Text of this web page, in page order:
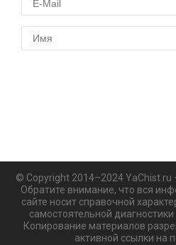
© Copyright 2014–2024 YaChist.ru
Обратите внимание, что вся
сайте носит справочной
самостоятельной
Копирование материалов
активной ссылки на